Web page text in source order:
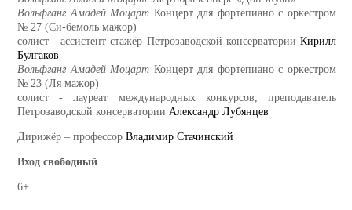
Вольфганг Амадей Моцарт Концерт для фортепиано с оркестром
№ 27 (Си-бемоль мажор)
солист - ассистент-стажёр Петрозаводской консерватории Кирилл
Булгаков
Вольфганг Амадей Моцарт Концерт для фортепиано с оркестром
№ 23 (Ля мажор)
солист - лауреат международных конкурсов, преподаватель
Петрозаводской консерватории Александр Лубянцев
Дирижёр – профессор Владимир Стачинский
Вход свободный
6+